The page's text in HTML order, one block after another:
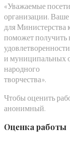
«Уважаемые
организации.
для Министерства
поможет получить
и муниципальных
народного
творчества».
Чтобы оценить
анонимный.
Оценка работы